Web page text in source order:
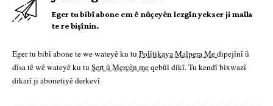
Eger tu bibî abone em ê nûçeyên lezgîn yekser ji maîla
te re bişînin.
Eger tu bibî abone te we wateyê ku tu Polîtikaya Malpera Medipejînî û
dîsa tê wê wateyê ku tu Şert û Mercên meqebûl dikî. Tu kendî bixwazî
dikarî ji abonetiyê derkevî